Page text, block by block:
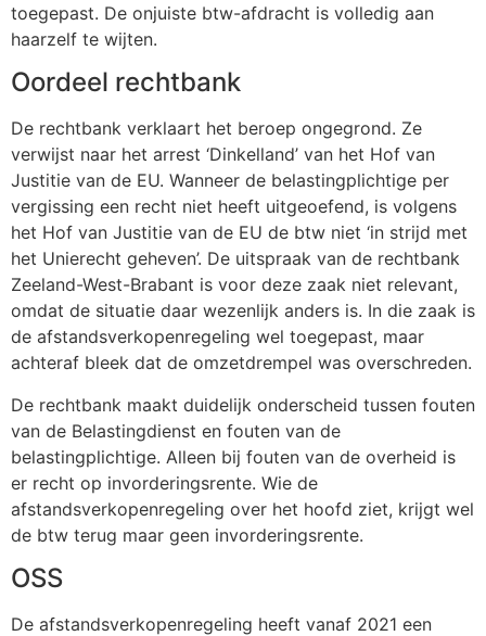
toegepast. De onjuiste btw-afdracht is volledig aan
haarzelf te wijten.
Oordeel rechtbank
De rechtbank verklaart het beroep ongegrond. Ze
verwijst naar het arrest ‘Dinkelland’ van het Hof van
Justitie van de EU. Wanneer de belastingplichtige per
vergissing een recht niet heeft uitgeoefend, is volgens
het Hof van Justitie van de EU de btw niet ‘in strijd met
het Unierecht geheven’. De uitspraak van de rechtbank
Zeeland-West-Brabant is voor deze zaak niet relevant,
omdat de situatie daar wezenlijk anders is. In die zaak is
de afstandsverkopenregeling wel toegepast, maar
achteraf bleek dat de omzetdrempel was overschreden.
De rechtbank maakt duidelijk onderscheid tussen fouten
van de Belastingdienst en fouten van de
belastingplichtige. Alleen bij fouten van de overheid is
er recht op invorderingsrente. Wie de
afstandsverkopenregeling over het hoofd ziet, krijgt wel
de btw terug maar geen invorderingsrente.
OSS
De afstandsverkopenregeling heeft vanaf 2021 een